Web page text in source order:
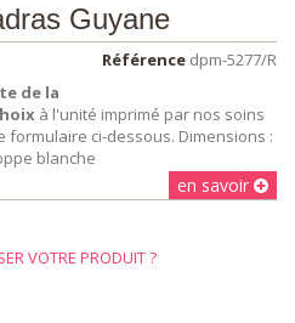
Guyane
Référence dpm-5277/R
de la
à l'unité imprimé par nos soins
ci-dessous. Dimensions :
blanche
en savoir